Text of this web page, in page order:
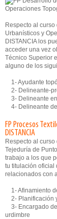
Respecto al
Urbanísticos y
DISTANCIA los
acceder una vez
Técnico Superior
alguno de los
1- Ayudante
2- Delineante-
3- Delineante
4- Delineante
FP Procesos
DISTANCIA
Respecto al curso
Tejeduría de
trabajo a los que
tu titulación oficial
relacionados con
1- Afinamiento
2- Planificación
3- Encargado
urdimbre